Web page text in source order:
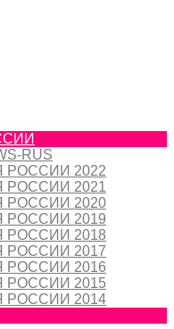
RUS
РОССИИ 2022
РОССИИ 2021
РОССИИ 2020
РОССИИ 2019
РОССИИ 2018
РОССИИ 2017
РОССИИ 2016
РОССИИ 2015
РОССИИ 2014